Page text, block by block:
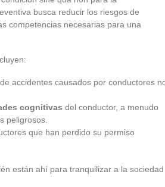
busca reducir los riesgos de
competencias necesarias para una
accidentes causados por conductores
cognitivas del conductor, a menudo
peligrosos.
que han perdido su permiso
están ahí para tranquilizar a la sociedad